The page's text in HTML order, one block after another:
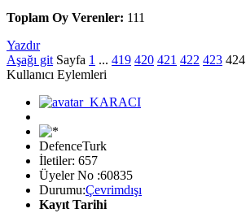
Toplam Oy Verenler: 111
Yazdır
Aşağı git Sayfa 1 ... 419 420 421 422 423 424
Kullanıcı Eylemleri
DefenceTurk
İletiler: 657
Üyeler No :60835
Durumu:Çevrimdışı
Kayıt Tarihi